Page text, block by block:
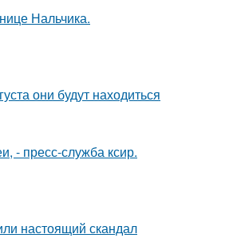
Нальчика.
они будут находиться
- пресс-служба ксир.
настоящий скандал